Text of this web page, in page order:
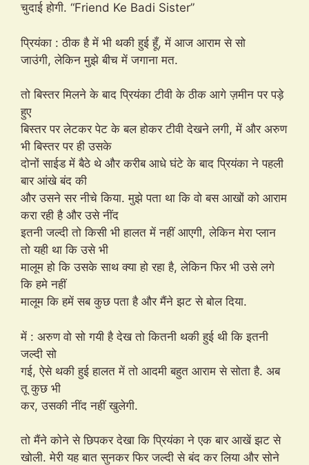
चुदाई होगी. “Friend Ke Badi Sister”
प्रियंका : ठीक है में भी थकी हुई हूँ, में आज आराम से सो
जाउंगी, लेकिन मुझे बीच में जगाना मत.
तो बिस्तर मिलने के बाद प्रियंका टीवी के ठीक आगे ज़मीन पर पड़े
हुए
बिस्तर पर लेटकर पेट के बल होकर टीवी देखने लगी, में और अरुण
भी बिस्तर पर ही उसके
दोनों साईड में बैठे थे और करीब आधे घंटे के बाद प्रियंका ने पहली
बार आंखे बंद की
और उसने सर नीचे किया. मुझे पता था कि वो बस आखों को आराम
करा रही है और उसे नींद
इतनी जल्दी तो किसी भी हालत में नहीं आएगी, लेकिन मेरा प्लान
तो यही था कि उसे भी
मालूम हो कि उसके साथ क्या हो रहा है, लेकिन फिर भी उसे लगे
कि हमे नहीं
मालूम कि हमें सब कुछ पता है और मैंने झट से बोल दिया.
में : अरुण वो सो गयी है देख तो कितनी थकी हुई थी कि इतनी
जल्दी सो
गई, ऐसे थकी हुई हालत में तो आदमी बहुत आराम से सोता है. अब
तू कुछ भी
कर, उसकी नींद नहीं खुलेगी.
तो मैंने कोने से छिपकर देखा कि प्रियंका ने एक बार आखें झट से
खोली. मेरी यह बात सुनकर फिर जल्दी से बंद कर लिया और सोने